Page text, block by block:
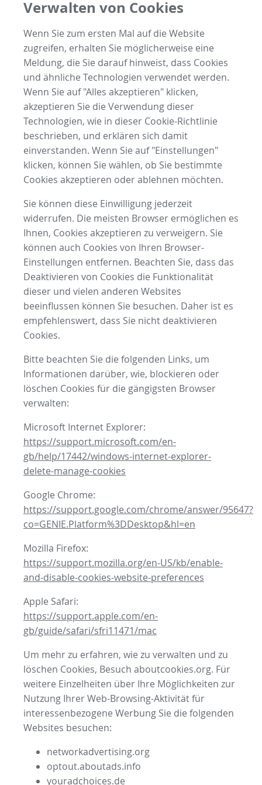
Verwalten von Cookies
Wenn Sie zum ersten Mal auf die Website
zugreifen, erhalten Sie möglicherweise eine
Meldung, die Sie darauf hinweist, dass Cookies
und ähnliche Technologien verwendet werden.
Wenn Sie auf "Alles akzeptieren" klicken,
akzeptieren Sie die Verwendung dieser
Technologien, wie in dieser Cookie-Richtlinie
beschrieben, und erklären sich damit
einverstanden. Wenn Sie auf "Einstellungen"
klicken, können Sie wählen, ob Sie bestimmte
Cookies akzeptieren oder ablehnen möchten.
Sie können diese Einwilligung jederzeit
widerrufen. Die meisten Browser ermöglichen es
Ihnen, Cookies akzeptieren zu verweigern. Sie
können auch Cookies von Ihren Browser-
Einstellungen entfernen. Beachten Sie, dass das
Deaktivieren von Cookies die Funktionalität
dieser und vielen anderen Websites
beeinflussen können Sie besuchen. Daher ist es
empfehlenswert, dass Sie nicht deaktivieren
Cookies.
Bitte beachten Sie die folgenden Links, um
Informationen darüber, wie, blockieren oder
löschen Cookies für die gängigsten Browser
verwalten:
Microsoft Internet Explorer:
https://support.microsoft.com/en-
gb/help/17442/windows-internet-explorer-
delete-manage-cookies
Google Chrome:
https://support.google.com/chrome/answer/95647?
co=GENIE.Platform%3DDesktop&hl=en
Mozilla Firefox:
https://support.mozilla.org/en-US/kb/enable-
and-disable-cookies-website-preferences
Apple Safari:
https://support.apple.com/en-
gb/guide/safari/sfri11471/mac
Um mehr zu erfahren, wie zu verwalten und zu
löschen Cookies, Besuch aboutcookies.org. Für
weitere Einzelheiten über Ihre Möglichkeiten zur
Nutzung Ihrer Web-Browsing-Aktivität für
interessenbezogene Werbung Sie die folgenden
Websites besuchen:
networkadvertising.org
optout.aboutads.info
youradchoices.de